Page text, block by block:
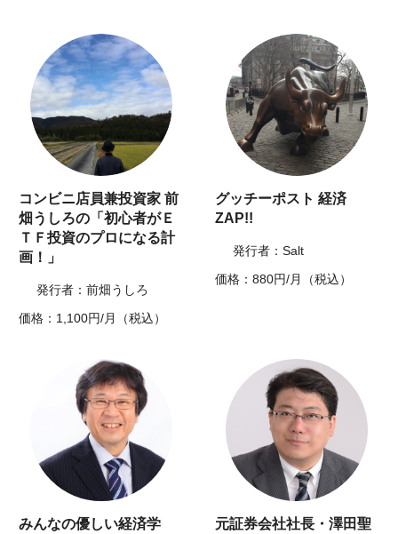
コンビニ店員兼投資家 前
畑うしろの「初心者がＥ
ＴＦ投資のプロになる計
画！」
発行者：前畑うしろ
価格：1,100円/月（税込）
グッチーポスト 経済
ZAP!!
発行者：Salt
価格：880円/月（税込）
みんなの優しい経済学
元証券会社社長・澤田聖